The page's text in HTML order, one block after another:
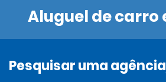
Aluguel de carro
Pesquisar uma